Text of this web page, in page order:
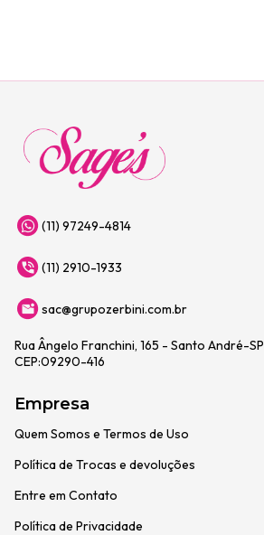
(11) 97249-4814
(11) 2910-1933
sac@grupozerbini.com.br
Rua Ângelo Franchini, 165 - Santo André-SP
CEP:09290-416
Empresa
Quem Somos e Termos de Uso
Política de Trocas e devoluções
Entre em Contato
Política de Privacidade